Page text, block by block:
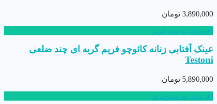
3,890,000 تومان
افزودن به سبدخرید
عینک آفتابی زنانه کائوچو فریم گربه ای چند ضلعی
Testoni
5,890,000 تومان
افزودن به سبدخرید